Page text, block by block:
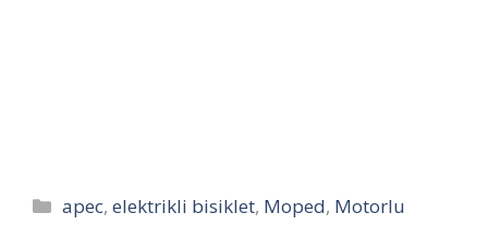
Kategoriler
apec,elektrikli bisiklet, Moped, Motorlu